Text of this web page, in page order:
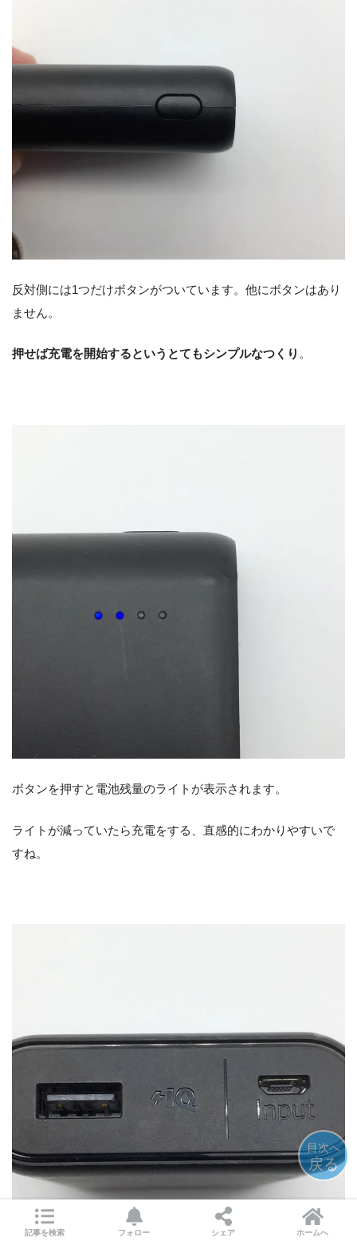
目次へ
戻る
反対側には1つだけボタンがついています。他にボタンはあり
ません。
押せば充電を開始するというとてもシンプルなつくり 。
ボタンを押すと電池残量のライトが表示されます。
ライトが減っていたら充電をする、直感的にわかりやすいで
すね。
記事を検索 フォロー シェア ホームへ